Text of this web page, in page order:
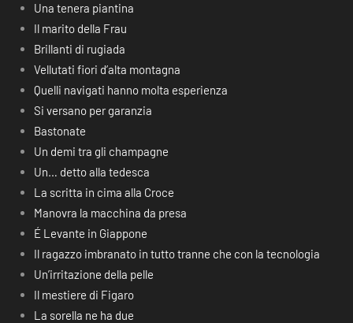
Una tenera piantina
Il marito della Frau
Brillanti di rugiada
Vellutati fiori d’alta montagna
Quelli navigati hanno molta esperienza
Si versano per garanzia
Bastonate
Un demi tra gli champagne
Un… detto alla tedesca
La scritta in cima alla Croce
Manovra la macchina da presa
É Levante in Giappone
Il ragazzo imbranato in tutto tranne che con la tecnologia
Un’irritazione della pelle
Il mestiere di Figaro
La sorella ne ha due